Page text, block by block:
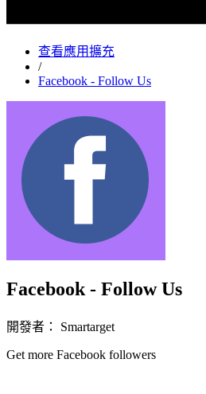
查看應用擴充
/
Facebook - Follow Us
Facebook - Follow Us
開發者： Smartarget
Get more Facebook followers